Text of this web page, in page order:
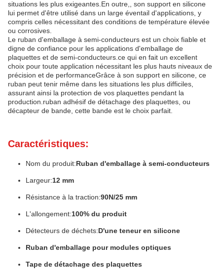
situations les plus exigeantes.En outre,, son support en silicone
lui permet d'être utilisé dans un large éventail d'applications, y
compris celles nécessitant des conditions de température élevée
ou corrosives.
Le ruban d'emballage à semi-conducteurs est un choix fiable et
digne de confiance pour les applications d'emballage de
plaquettes et de semi-conducteurs.ce qui en fait un excellent
choix pour toute application nécessitant les plus hauts niveaux de
précision et de performanceGrâce à son support en silicone, ce
ruban peut tenir même dans les situations les plus difficiles,
assurant ainsi la protection de vos plaquettes pendant la
production.ruban adhésif de détachage des plaquettes, ou
décapteur de bande, cette bande est le choix parfait.
Caractéristiques:
Nom du produit:Ruban d'emballage à semi-conducteurs
Largeur:12 mm
Résistance à la traction:90N/25 mm
L'allongement:100% du produit
Détecteurs de déchets:D'une teneur en silicone
Ruban d'emballage pour modules optiques
Tape de détachage des plaquettes